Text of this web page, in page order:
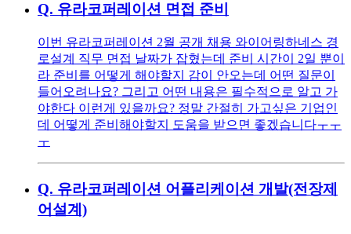
Q. 유라코퍼레이션 면접 준비
이번 유라코퍼레이션 2월 공개 채용 와이어링하네스 경
로설계 직무 면접 날짜가 잡혔는데 준비 시간이 2일 뿐이
라 준비를 어떻게 해야할지 감이 안오는데 어떤 질문이
들어오려나요? 그리고 어떤 내용은 필수적으로 알고 가
야한다 이런게 있을까요? 정말 간절히 가고싶은 기업인
데 어떻게 준비해야할지 도움을 받으면 좋겠습니다ㅜㅜ
ㅜ
Q. 유라코퍼레이션 어플리케이션 개발(전장제
어설계)